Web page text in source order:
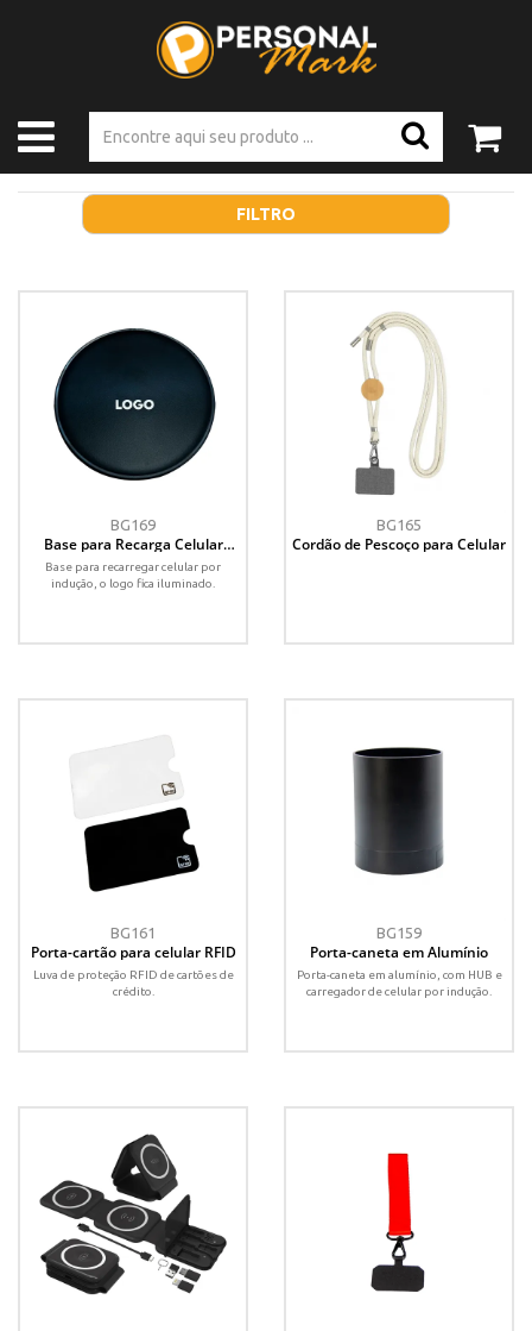
FILTRO
BG169
Base para Recarga Celular
Base para recarregar celular por
indução, o logo fica iluminado.
BG165
Cordão de Pescoço para Celular
BG161
Porta-cartão para celular RFID
Luva de proteção RFID de cartões de
crédito.
BG159
Porta-caneta em Alumínio
Porta-caneta em alumínio, com HUB e
carregador de celular por indução.